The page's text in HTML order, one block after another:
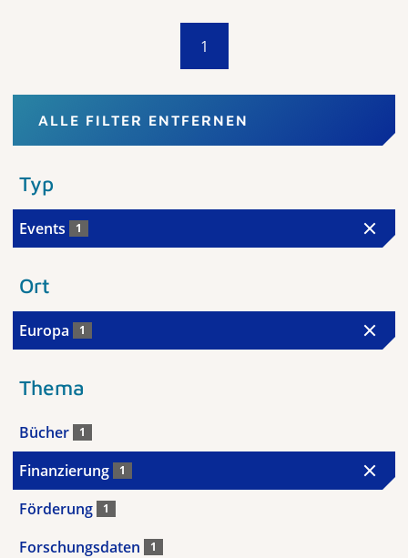
1
ALLE FILTER ENTFERNEN
Typ
Events 1
Ort
Europa 1
Thema
Bücher 1
Finanzierung 1
Förderung 1
Forschungsdaten 1